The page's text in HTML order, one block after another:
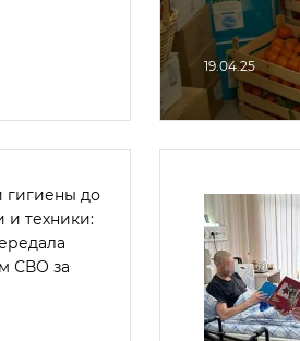
19.04.25
гигиены до
и техники:
СВО за